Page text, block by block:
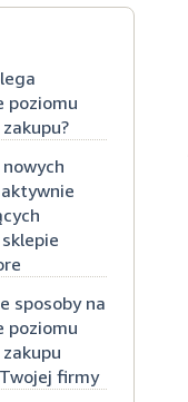
poziomu
sposoby na
poziomu
firmy